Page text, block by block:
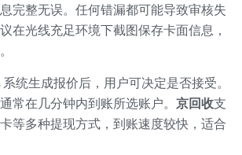
完整无误。任何错漏都可能导致审核失
在光线充足环境下截图保存卡面信息，
系统生成报价后，用户可决定是否接受。
常在几分钟内到账所选账户。 京回收支
等多种提现方式，到账速度较快，适合